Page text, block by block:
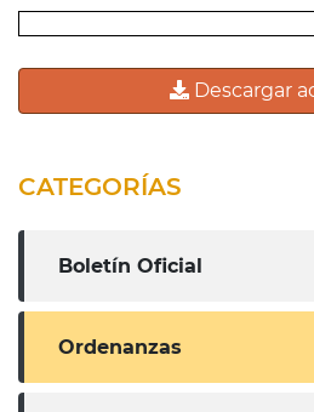
Descargar
CATEGORÍAS
Boletín Oficial
Ordenanzas